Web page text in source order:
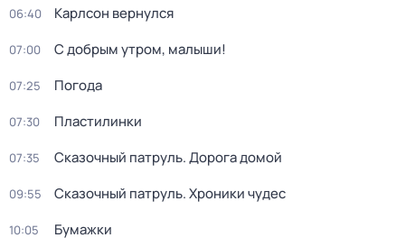
06:40 Карлсон вернулся
07:00 С добрым утром, малыши!
07:25 Погода
07:30 Пластилинки
07:35 Сказочный патруль. Дорога домой
09:55 Сказочный патруль. Хроники чудес
10:05 Бумажки